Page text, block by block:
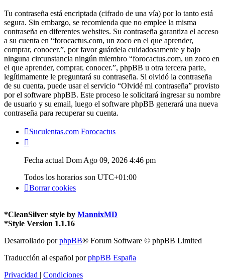
Tu contraseña está encriptada (cifrado de una vía) por lo tanto está
segura. Sin embargo, se recomienda que no emplee la misma
contraseña en diferentes websites. Su contraseña garantiza el acceso
a su cuenta en “forocactus.com, un zoco en el que aprender,
comprar, conocer.”, por favor guárdela cuidadosamente y bajo
ninguna circunstancia ningún miembro “forocactus.com, un zoco en
el que aprender, comprar, conocer.”, phpBB u otra tercera parte,
legítimamente le preguntará su contraseña. Si olvidó la contraseña
de su cuenta, puede usar el servicio “Olvidé mi contraseña” provisto
por el software phpBB. Este proceso le solicitará ingresar su nombre
de usuario y su email, luego el software phpBB generará una nueva
contraseña para recuperar su cuenta.
Suculentas.com Forocactus
Fecha actual Dom Ago 09, 2026 4:46 pm
Todos los horarios son UTC+01:00
Borrar cookies
*CleanSilver style by MannixMD
*Style Version 1.1.16
Desarrollado porphpBB® Forum Software © phpBB Limited
Traducción al español porphpBB España
Privacidad | Condiciones